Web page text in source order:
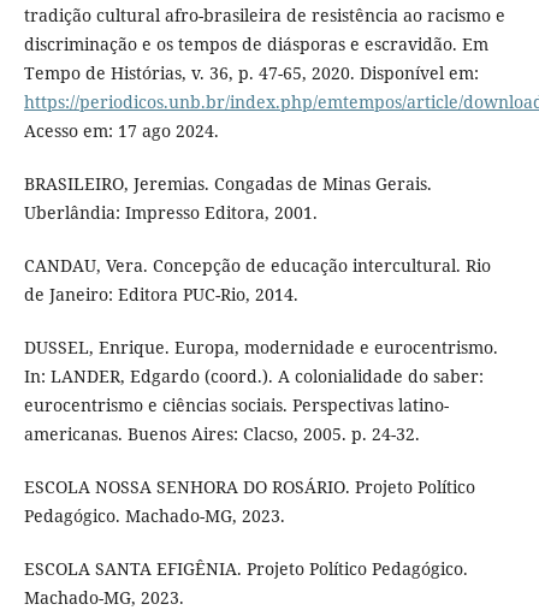
tradição cultural afro-brasileira de resistência ao racismo e
discriminação e os tempos de diásporas e escravidão. Em
Tempo de Histórias, v. 36, p. 47-65, 2020. Disponível em:
https://periodicos.unb.br/index.php/emtempos/article/
Acesso em: 17 ago 2024.
BRASILEIRO, Jeremias. Congadas de Minas Gerais.
Uberlândia: Impresso Editora, 2001.
CANDAU, Vera. Concepção de educação intercultural. Rio
de Janeiro: Editora PUC-Rio, 2014.
DUSSEL, Enrique. Europa, modernidade e eurocentrismo.
In: LANDER, Edgardo (coord.). A colonialidade do saber:
eurocentrismo e ciências sociais. Perspectivas latino-
americanas. Buenos Aires: Clacso, 2005. p. 24-32.
ESCOLA NOSSA SENHORA DO ROSÁRIO. Projeto Político
Pedagógico. Machado-MG, 2023.
ESCOLA SANTA EFIGÊNIA. Projeto Político Pedagógico.
Machado-MG, 2023.